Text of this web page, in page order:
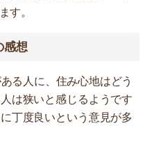
す。
感想
る人に、住み心地はどう
は狭いと感じるようです
丁度良いという意見が多